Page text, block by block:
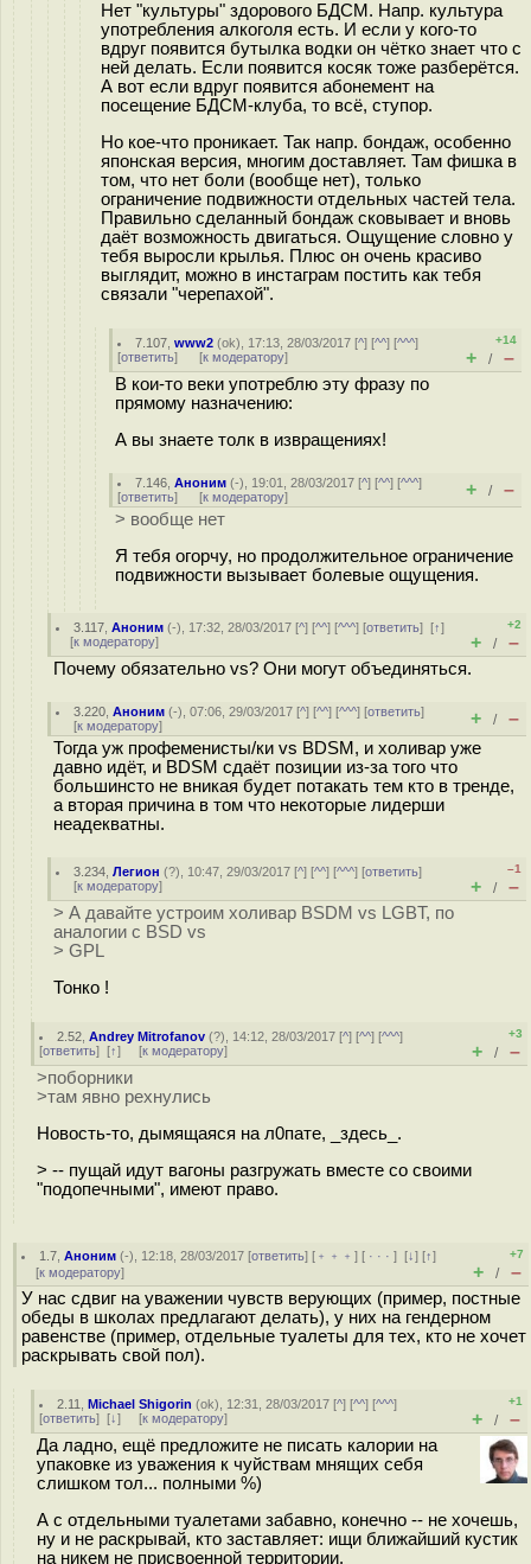
Нет "культуры" здорового БДСМ. Напр. культура
употребления алкоголя есть. И если у кого-то
вдруг появится бутылка водки он чётко знает что с
ней делать. Если появится косяк тоже разберётся.
А вот если вдруг появится абонемент на
посещение БДСМ-клуба, то всё, ступор.
Но кое-что проникает. Так напр. бондаж, особенно
японская версия, многим доставляет. Там фишка в
том, что нет боли (вообще нет), только
ограничение подвижности отдельных частей тела.
Правильно сделанный бондаж сковывает и вновь
даёт возможность двигаться. Ощущение словно у
тебя выросли крылья. Плюс он очень красиво
выглядит, можно в инстаграм постить как тебя
связали "черепахой".
7.107 ,www2 (ok), 17:13, 28/03/2017 [^] [^^] [^^^]
[ответить] [к модератору]
+14
+ / –
В кои-то веки употреблю эту фразу по
прямому назначению:
А вы знаете толк в извращениях!
7.146 ,Аноним (-), 19:01, 28/03/2017 [^] [^^] [^^^]
[ответить] [к модератору] + / –
> вообще нет
Я тебя огорчу, но продолжительное ограничение
подвижности вызывает болевые ощущения.
3.117 ,Аноним (-), 17:32, 28/03/2017 [^] [^^] [^^^] [ответить][↑]
[к модератору]
+2
+ / –
Почему обязательно vs? Они могут объединяться.
3.220 ,Аноним (-), 07:06, 29/03/2017 [^] [^^] [^^^] [ответить]
[к модератору] + / –
Тогда уж профеменисты/ки vs BDSM, и холивар уже
давно идёт, и BDSM сдаёт позиции из-за того что
большинсто не вникая будет потакать тем кто в тренде,
а вторая причина в том что некоторые лидерши
неадекватны.
3.234 ,Легион (?), 10:47, 29/03/2017 [^] [^^] [^^^] [ответить]
[к модератору]
–1
+ / –
> А давайте устроим холивар BSDM vs LGBT, по
аналогии с BSD vs
> GPL
Тонко !
2.52 ,Andrey Mitrofanov (?), 14:12, 28/03/2017 [^] [^^] [^^^]
[ответить] [↑] [к модератору]
+3
+ / –
>поборники
>там явно рехнулись
Новость-то, дымящаяся на л0пате, _здесь_.
> -- пущай идут вагоны разгружать вместе со своими
"подопечными", имеют право.
1.7 ,Аноним (-), 12:18, 28/03/2017 [ответить] [ ﹢﹢﹢] [ · · ·][↓] [↑]
[к модератору]
+7
+ / –
У нас сдвиг на уважении чувств верующих (пример, постные
обеды в школах предлагают делать), у них на гендерном
равенстве (пример, отдельные туалеты для тех, кто не хочет
раскрывать свой пол).
2.11 ,Michael Shigorin (ok), 12:31, 28/03/2017 [^] [^^] [^^^]
[ответить] [↓] [к модератору]
+1
+ / –
Да ладно, ещё предложите не писать калории на
упаковке из уважения к чуйствам мнящих себя
слишком тол... полными %)
А с отдельными туалетами забавно, конечно -- не хочешь,
ну и не раскрывай, кто заставляет: ищи ближайший кустик
на никем не присвоенной территории.